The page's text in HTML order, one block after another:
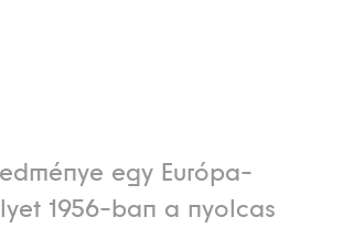
egy Európa-
1956-ban a nyolcas